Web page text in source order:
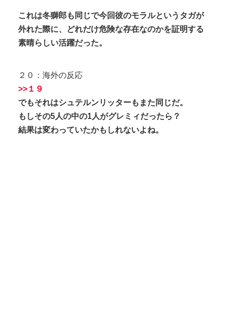
これは冬獅郎も同じで今回彼のモラルというタガが
外れた際に、どれだけ危険な存在なのかを証明する
素晴らしい活躍だった。
２０：海外の反応
>>１９
でもそれはシュテルンリッターもまた同じだ。
もしその5人の中の1人がグレミィだったら？
結果は変わっていたかもしれないよね。